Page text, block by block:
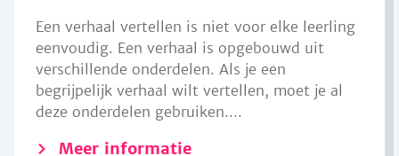
Een verhaal vertellen is niet voor elke leerling
eenvoudig. Een verhaal is opgebouwd uit
verschillende onderdelen. Als je een
begrijpelijk verhaal wilt vertellen, moet je al
deze onderdelen gebruiken....
Meer informatie